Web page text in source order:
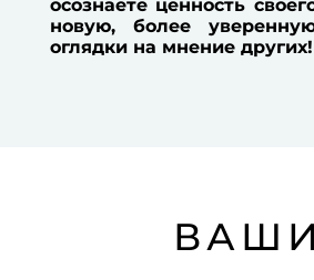
осознаете ценность
новую, более
оглядки на мнение других!
ВАШИ